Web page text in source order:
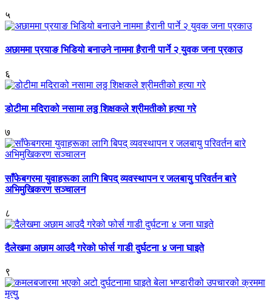
५
अछाममा प्रयाङ भिडियो बनाउने नाममा हैरानी पार्ने २ युवक जना प्रकाउ
६
डोटीमा मदिराको नसामा लठ्ठ शिक्षकले श्रीमतीको हत्या गरे
७
साँफेबगरमा युवाहरूका लागि बिपद् व्यवस्थापन र जलबायु परिवर्तन बारे
अभिमुखिकरण सञ्चालन
८
दैलेखमा अछाम आउदै गरेको फोर्स गाडी दुर्घटना ४ जना घाइते
९